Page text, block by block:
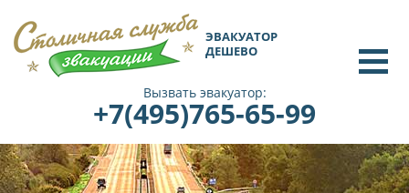
ЭВАКУАТОР
ДЕШЕВО
Вызвать эвакуатор:
+7(495)765-65-99